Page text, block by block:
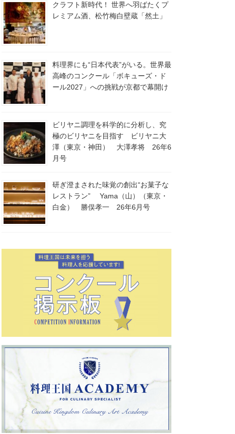
クラフト新時代！ 世界へ羽ばたくプ
レミアム酒、松竹梅白壁蔵「然土」
料理界にも“日本代表”がいる。世界最
高峰のコンクール「ボキューズ・ド
ール2027」への挑戦が京都で幕開け
ビリヤニ調理を科学的に分析し、究
極のビリヤニを目指す ビリヤニ大
澤（東京・神田） 大澤孝将 26年6
月号
研ぎ澄まされた味覚の創出“お菓子な
レストラン” Yama（山）（東京・
白金） 勝俣孝一 26年6月号